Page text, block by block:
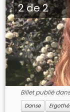
2 de 2
Billet publié
Danse